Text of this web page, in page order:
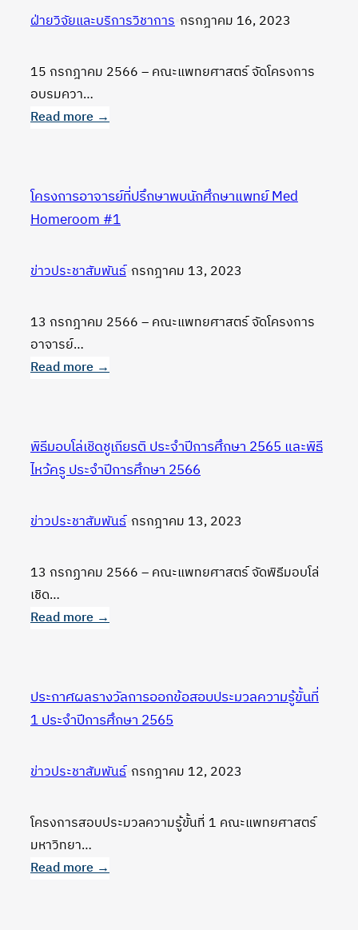
ชั้น
ที่
2
ฝ่ายวิจัยและบริการวิชาการ กรกฎาคม 16, 2023
15 กรกฎาคม 2566 – คณะแพทยศาสตร์ จัดโครงการ
อบรมควา…
Read more →
อบรม
ความ
รู้
ความ
ใน
ห้อง
ปฏิบัติ
โครงการอาจารย์ที่ปรึกษาพบนักศึกษาแพทย์ Med
Homeroom #1
ข่าวประชาสัมพันธ์• กรกฎาคม 13, 2023
13 กรกฎาคม 2566 – คณะแพทยศาสตร์ จัดโครงการ
อาจารย์…
Read more →
อาจารย์
ที่
ปรึกษา
นักศึกษา
Med
Homeroom
#1
พิธีมอบโล่เชิดชูเกียรติ ประจำปีการศึกษา 2565 และพิธี
ไหว้ครู ประจำปีการศึกษา 2566
ข่าวประชาสัมพันธ์• กรกฎาคม 13, 2023
13 กรกฏาคม 2566 – คณะแพทยศาสตร์ จัดพิธีมอบโล่
เชิด…
Read more →
โล่
เชิดชู
ประจำ
การ
ศึกษา
2565
ประกาศผลรางวัลการออกข้อสอบประมวลความรู้ขั้นที่
1 ประจำปีการศึกษา 2565
ข่าวประชาสัมพันธ์• กรกฎาคม 12, 2023
โครงการสอบประมวลความรู้ขั้นที่ 1 คณะแพทยศาสตร์
มหาวิทยา…
Read more →